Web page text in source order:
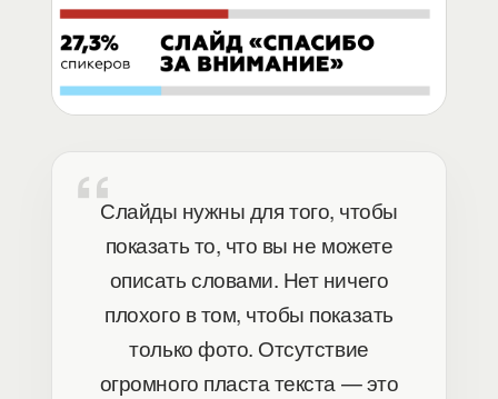
Слайды нужны для того, чтобы
показать то, что вы не можете
описать словами. Нет ничего
плохого в том, чтобы показать
только фото. Отсутствие
огромного пласта текста — это